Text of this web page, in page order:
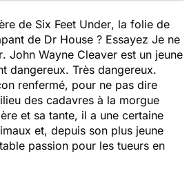
de Six Feet Under, la folie de
de Dr House ? Essayez Je ne
. John Wayne Cleaver est un jeune
dangereux. Très dangereux.
renfermé, pour ne pas dire
des cadavres à la morgue
et sa tante, il a une certaine
et, depuis son plus jeune
passion pour les tueurs en